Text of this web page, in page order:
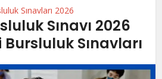
Sınavları 2026
Sınavı 2026
Sınavları